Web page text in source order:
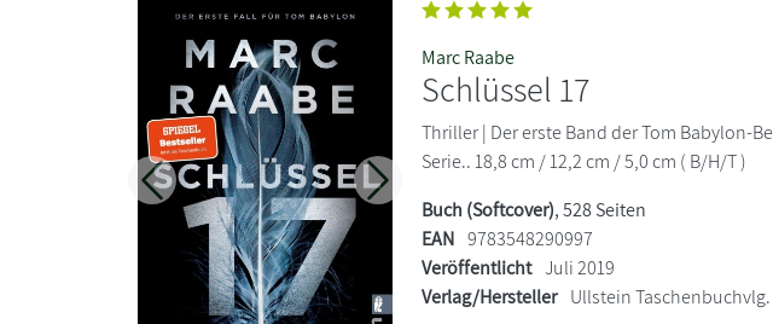
Zurück Weiter
Marc Raabe
Schlüssel 17
Thriller | Der erste Band der Tom Babylon-
Serie.. 18,8 cm / 12,2 cm / 5,0 cm ( B/H/T )
Buch (Softcover), 528 Seiten
EAN 9783548290997
Veröffentlicht Juli 2019
Verlag/Hersteller Ullstein Taschenbuchvlg.